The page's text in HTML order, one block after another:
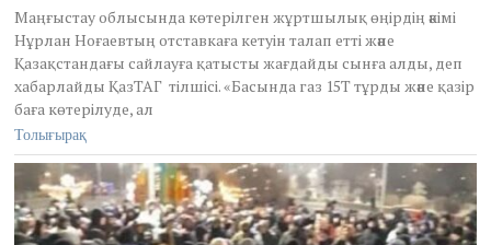
a
r
y
4
2
2
2
Маңғыстау облысында көтерілген жұртшылық өңірдің әкімі
Нұрлан Ноғаевтың отставкаға кетуін талап етті және
Қазақстандағы сайлауға қатысты жағдайды сынға алды, деп
хабарлайды ҚазТАГ тілшісі. «Басында газ 15Т тұрды және қазір
баға көтерілуде, ал
Толығырақ